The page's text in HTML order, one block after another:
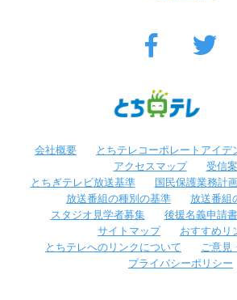
会社概要
とちテレコーポレートアイデ
アクセスマップ
受信
とちぎテレビ放送基準
国民保護業務計
放送番組の種別の基準
放送番組
スタジオ見学者募集
後援名義申請
サイトマップ
おすすめリ
とちテレへのリンクについて
ご意見
プライバシーポリシー